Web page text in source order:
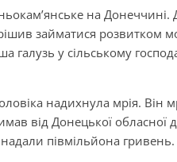
окам’янське на Донеччині.
займатися розвитком
галузь у сільському
надихнула мрія. Він
від Донецької обласної
півмільйона гривень.